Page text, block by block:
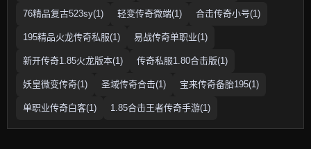
76精品复古523sy(1) 轻变传奇微端(1) 合击传奇小号(1)
195精品火龙传奇私服(1) 易战传奇单职业(1)
新开传奇1.85火龙版本(1) 传奇私服1.80合击版(1)
妖皇微变传奇(1) 圣域传奇合击(1) 宝来传奇备胎195(1)
单职业传奇白客(1) 1.85合击王者传奇手游(1)